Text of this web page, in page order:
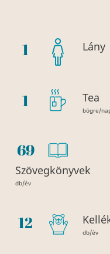
8 Lány
6 Tea
bögre/
33
Szövegkönyvek
db/év
60 db/év